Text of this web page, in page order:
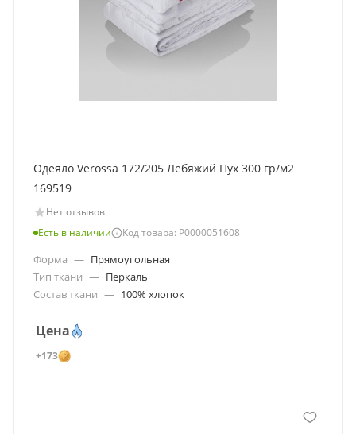
Одеяло Verossa 172/205 Лебяжий Пух 300 гр/м2
169519
Нет отзывов
Есть в наличии
Код товара: Р0000051608
Форма — Прямоугольная
Тип ткани — Перкаль
Состав ткани — 100% хлопок
Цена
+173